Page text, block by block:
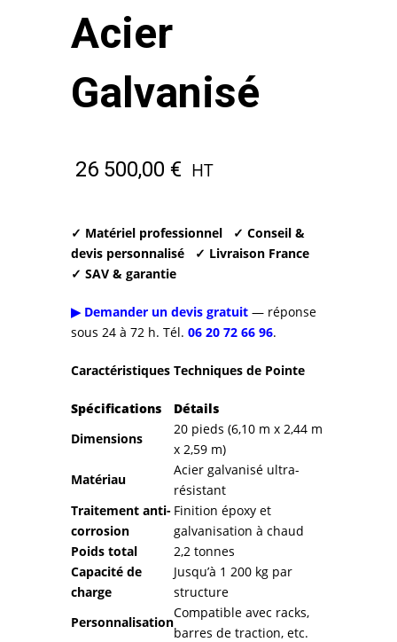
Acier
Galvanisé
26 500,00 € HT
✓ Matériel professionnel
✓ Conseil &
devis personnalisé
✓ Livraison France
✓ SAV & garantie
▶ Demander un devis gratuit — réponse
sous 24 à 72 h. Tél. 06 20 72 66 96.
Caractéristiques Techniques de Pointe
Spécifications
Détails
Dimensions
20 pieds (6,10 m x 2,44 m
x 2,59 m)
Matériau
Acier galvanisé ultra-
résistant
Traitement anti-
corrosion
Finition époxy et
galvanisation à chaud
Poids total
2,2 tonnes
Capacité de
charge
Jusqu’à 1 200 kg par
structure
Personnalisation
Compatible avec racks,
barres de traction, etc.